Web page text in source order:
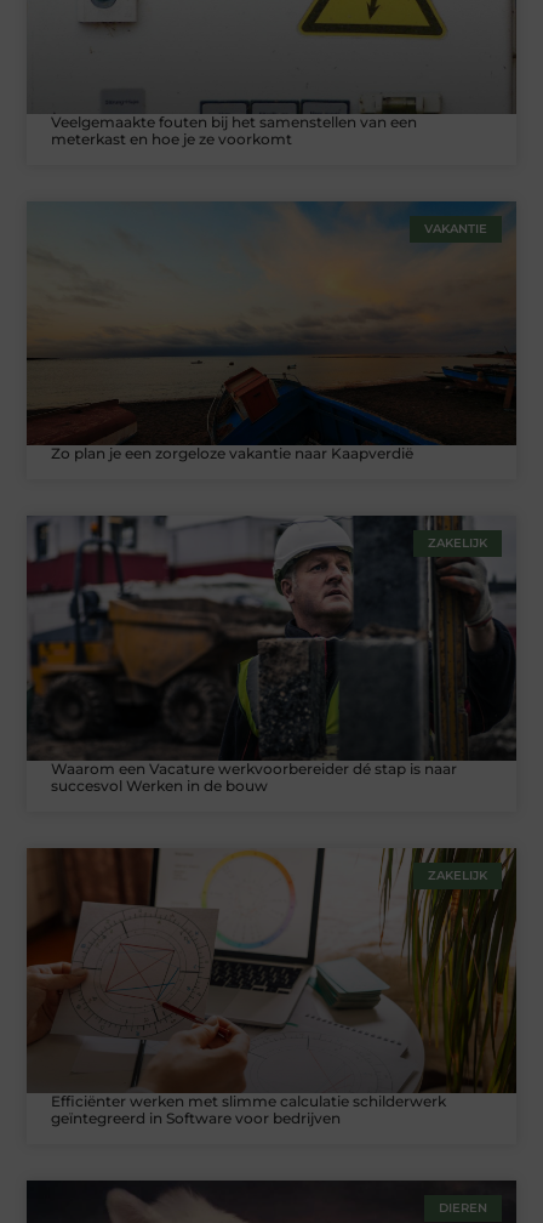
Veelgemaakte fouten bij het samenstellen van een
meterkast en hoe je ze voorkomt
VAKANTIE
Zo plan je een zorgeloze vakantie naar Kaapverdië
ZAKELIJK
Waarom een Vacature werkvoorbereider dé stap is naar
succesvol Werken in de bouw
ZAKELIJK
Efficiënter werken met slimme calculatie schilderwerk
geïntegreerd in Software voor bedrijven
DIEREN